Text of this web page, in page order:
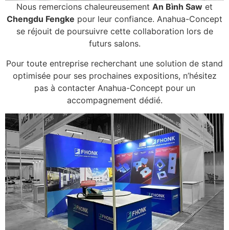
Nous remercions chaleureusement An Bình Saw et
Chengdu Fengke pour leur confiance. Anahua-Concept
se réjouit de poursuivre cette collaboration lors de
futurs salons.
Pour toute entreprise recherchant une solution de stand
optimisée pour ses prochaines expositions, n’hésitez
pas à contacter Anahua-Concept pour un
accompagnement dédié.